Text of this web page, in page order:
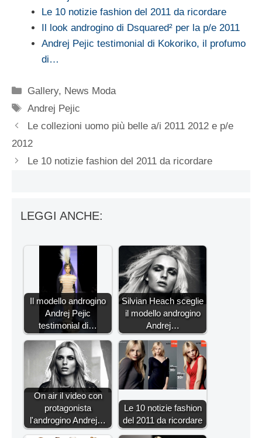
Le 10 notizie fashion del 2011 da ricordare
Il look androgino di Dsquared² per la p/e 2011
Andrej Pejic testimonial di Kokoriko, il profumo
di…
Categorie
Gallery, News Moda
Tag
Andrej Pejic
Le collezioni uomo più belle a/i 2011 2012 e p/e
2012
Le 10 notizie fashion del 2011 da ricordare
LEGGI ANCHE:
Il modello androgino
Andrej Pejic
testimonial di…
Silvian Heach sceglie
il modello androgino
Andrej…
On air il video con
protagonista
l'androgino Andrej…
Le 10 notizie fashion
del 2011 da ricordare